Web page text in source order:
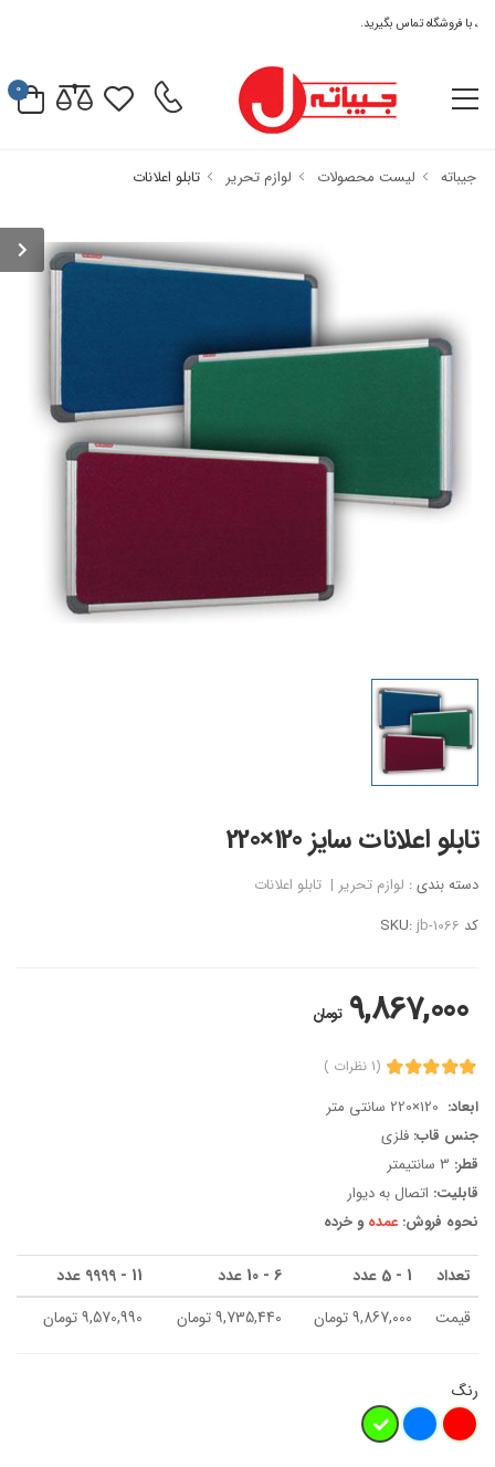
فروشگاه تماس بگیرید.
0
جیباته لیست محصولات لوازم تحریر تابلو اعلانات
تابلو اعلانات سایز 120×220
دسته بندی : لوازم تحریر | تابلو اعلانات
کد SKU: jb-1066
9,867,000 تومان
(1 نظرات )
ابعاد:
جنس قاب: فلزی
قطر: 3 سانتیمتر
قابلیت: اتصال به دیوار
نحوه فروش: عمدهو خرده
تعداد 1 - 5 عدد 6 - 10 عدد
11 - 9999 عدد
قیمت
9,867,000 تومان 9,735,440 تومان 9,570,990 تومان
رنگ